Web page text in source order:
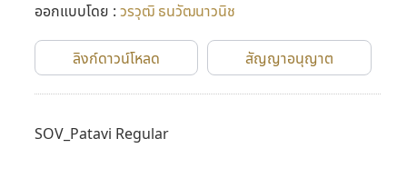
ออกแบบโดย : วรวุฒิ ธนวัฒนาวนิช
ลิงก์ดาวน์โหลด สัญญาอนุญาต
SOV_Patavi Regular